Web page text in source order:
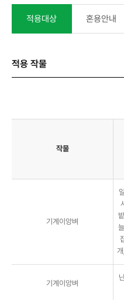
적용대상 혼용안내
적용 작물
작물
기계이앙벼
기계이앙벼